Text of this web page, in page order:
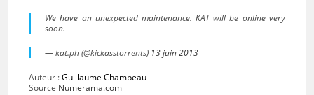
We have an unexpected maintenance. KAT will be online very
soon.
— kat.ph (@kickasstorrents) 13 juin 2013
Auteur :Guillaume Champeau
Source Numerama.com